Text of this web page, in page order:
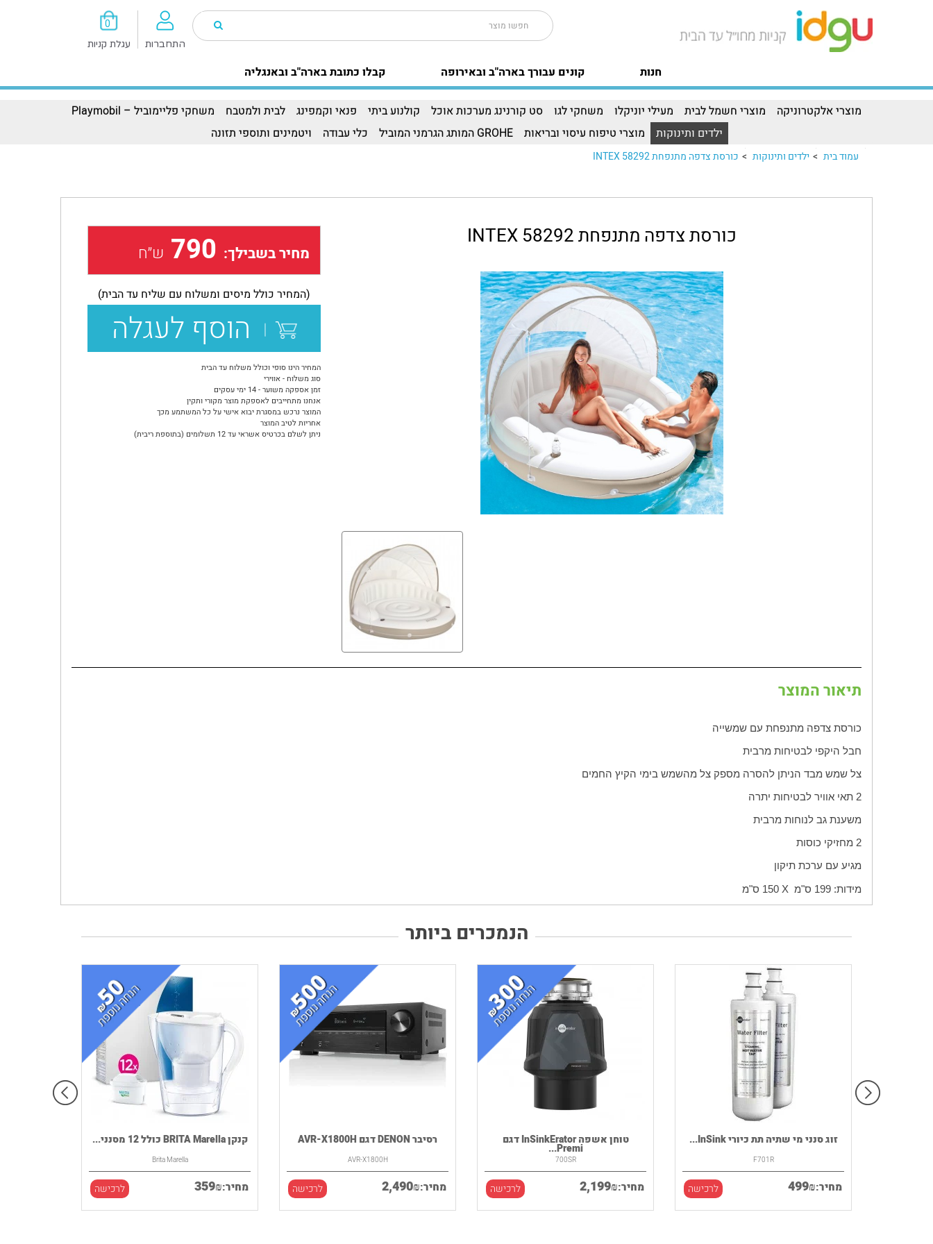
0
עגלת קניות התחברות
קבלו כתובת בארה"ב ובאנגליה קונים עבורך בארה"ב ובאירופה חנות
מוצרי אלקטרוניקה מוצרי חשמל לבית מעילי יוניקלו משחקי לגו סט קורנינג מערכות אוכל קולנוע ביתי פנאי וקמפינג לבית ולמטבח
משחקי פליימוביל – Playmobil
ילדים ותינוקות
מוצרי טיפוח עיסוי ובריאות GROHE המותג הגרמני המוביל כלי עבודה ויטמינים ותוספי תזונה
עמוד בית > ילדים ותינוקות > כורסת צדפה מתנפחת INTEX 58292
כורסת צדפה מתנפחת INTEX 58292
מחיר בשבילך: 790 ש״ח
(המחיר כולל מיסים ומשלוח עם שליח עד הבית)
הוסף לעגלה
המחיר הינו סופי וכולל משלוח עד הבית
סוג משלוח - אווירי
זמן אספקה משוער - 14 ימי עסקים
אנחנו מתחייבים לאספקת מוצר מקורי ותקין
המוצר נרכש במסגרת יבוא אישי על כל המשתמע מכך
אחריות לטיב המוצר
ניתן לשלם בכרטיס אשראי עד 12 תשלומים (בתוספת ריבית)
תיאור המוצר
כורסת צדפה מתנפחת עם שמשייה
חבל היקפי לבטיחות מרבית
צל שמש מבד הניתן להסרה מספק צל מהשמש בימי הקיץ החמים
2 תאי אוויר לבטיחות יתרה
משענת גב לנוחות מרבית
2 מחזיקי כוסות
מגיע עם ערכת תיקון
מידות: 199 ס"מ
X 150 ס"מ
הנמכרים ביותר
קנקן BRITA Marella כולל 12 מסנני...
Brita Marella
מחיר: 359₪ לרכישה
רסיבר DENON דגם AVR-X1800H
AVR-X1800H
מחיר: 2,490₪ לרכישה
טוחן אשפה InSinkErator דגם
Premi...
700SR
מחיר: 2,199₪ לרכישה
זוג סנני מי שתיה תת כיורי InSink...
F701R
מחיר: 499₪ לרכישה